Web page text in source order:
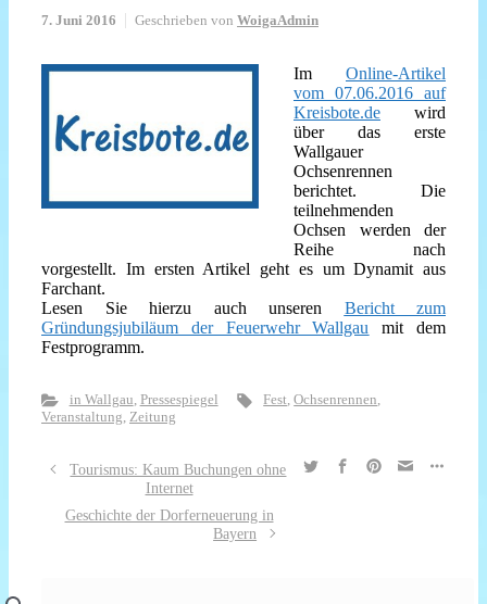
7. Juni 2016 Geschrieben von WoigaAdmin
Im Online-Artikel
vom 07.06.2016 auf
Kreisbote.de wird
über das erste
Wallgauer
Ochsenrennen
berichtet. Die
teilnehmenden
Ochsen werden der
Reihe nach
vorgestellt. Im ersten Artikel geht es um Dynamit aus
Farchant.
Lesen Sie hierzu auch unseren Bericht zum
Gründungsjubiläum der Feuerwehr Wallgau mit dem
Festprogramm.
in Wallgau Pressespiegel Fest ,Ochsenrennen
Veranstaltung Zeitung
Tourismus: Kaum Buchungen ohne
Internet
Geschichte der Dorferneuerung in
Bayern